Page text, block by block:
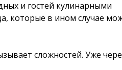
и гостей кулинарными
которые в ином случае
сложностей. Уже